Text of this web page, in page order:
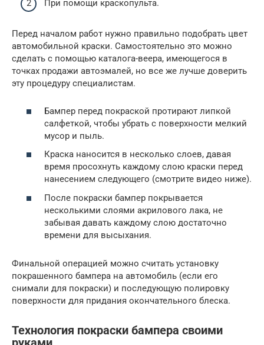
При помощи краскопульта.
Перед началом работ нужно правильно подобрать цвет
автомобильной краски. Самостоятельно это можно
сделать с помощью каталога-веера, имеющегося в
точках продажи автоэмалей, но все же лучше доверить
эту процедуру специалистам.
Бампер перед покраской протирают липкой
салфеткой, чтобы убрать с поверхности мелкий
мусор и пыль.
Краска наносится в несколько слоев, давая
время просохнуть каждому слою краски перед
нанесением следующего (смотрите видео ниже).
После покраски бампер покрывается
несколькими слоями акрилового лака, не
забывая давать каждому слою достаточно
времени для высыхания.
Финальной операцией можно считать установку
покрашенного бампера на автомобиль (если его
снимали для покраски) и последующую полировку
поверхности для придания окончательного блеска.
Технология покраски бампера своими